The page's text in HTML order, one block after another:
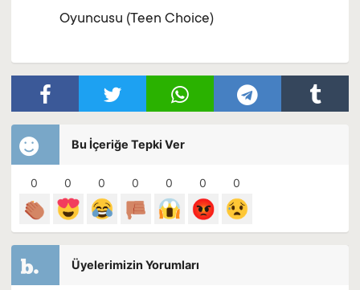
Oyuncusu (Teen Choice)
Bu İçeriğe Tepki Ver
0 0 0 0 0 0 0
Üyelerimizin Yorumları